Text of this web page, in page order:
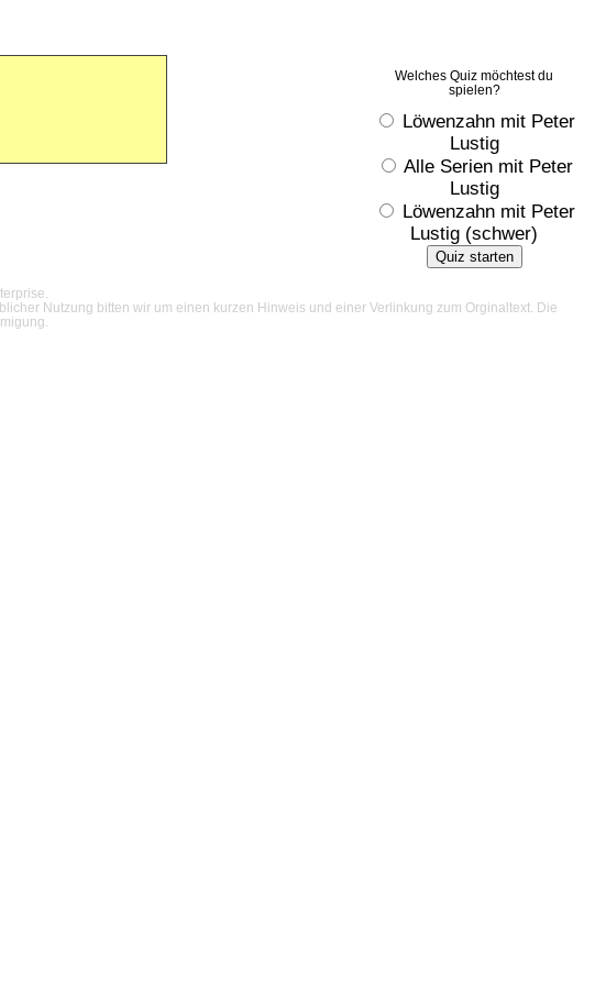
Welches Quiz möchtest du
spielen?
Löwenzahn mit Peter
Lustig
Alle Serien mit Peter
Lustig
Löwenzahn mit Peter
Lustig (schwer)
Quiz starten
Nutzung bitten wir um einen kurzen Hinweis und einer Verlinkung zum Orginaltext. Die